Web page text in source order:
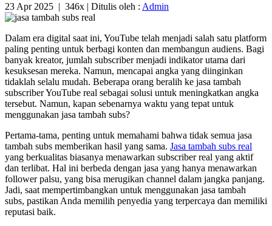
23 Apr 2025 | 346x | Ditulis oleh : Admin
Dalam era digital saat ini, YouTube telah menjadi salah satu platform
paling penting untuk berbagi konten dan membangun audiens. Bagi
banyak kreator, jumlah subscriber menjadi indikator utama dari
kesuksesan mereka. Namun, mencapai angka yang diinginkan
tidaklah selalu mudah. Beberapa orang beralih ke jasa tambah
subscriber YouTube real sebagai solusi untuk meningkatkan angka
tersebut. Namun, kapan sebenarnya waktu yang tepat untuk
menggunakan jasa tambah subs?
Pertama-tama, penting untuk memahami bahwa tidak semua jasa
tambah subs memberikan hasil yang sama. Jasa tambah subs real
yang berkualitas biasanya menawarkan subscriber real yang aktif
dan terlibat. Hal ini berbeda dengan jasa yang hanya menawarkan
follower palsu, yang bisa merugikan channel dalam jangka panjang.
Jadi, saat mempertimbangkan untuk menggunakan jasa tambah
subs, pastikan Anda memilih penyedia yang terpercaya dan memiliki
reputasi baik.